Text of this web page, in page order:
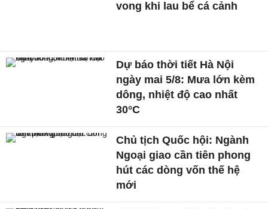
vong khi lau bể cá cảnh
Dự báo thời tiết Hà Nội
ngày mai 5/8: Mưa lớn kèm
dông, nhiệt độ cao nhất
30°C
Chủ tịch Quốc hội: Ngành
Ngoại giao cần tiên phong
hút các dòng vốn thế hệ
mới